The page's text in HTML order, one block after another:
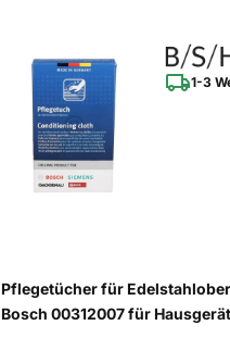
1-3
Pflegetücher für
Bosch 00312007 für